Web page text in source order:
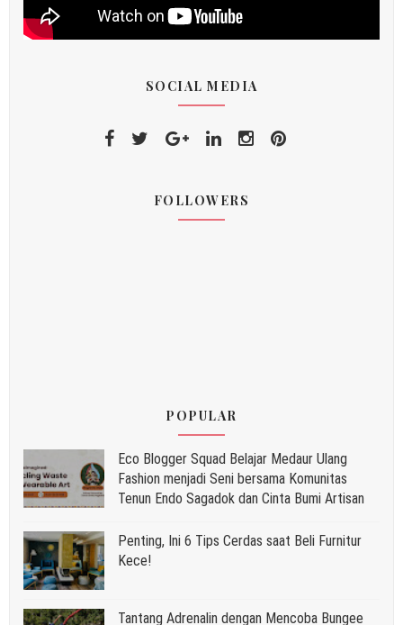
SOCIAL MEDIA
FOLLOWERS
POPULAR
Eco Blogger Squad Belajar Medaur Ulang
Fashion menjadi Seni bersama Komunitas
Tenun Endo Sagadok dan Cinta Bumi Artisan
Penting, Ini 6 Tips Cerdas saat Beli Furnitur
Kece!
Tantang Adrenalin dengan Mencoba Bungee